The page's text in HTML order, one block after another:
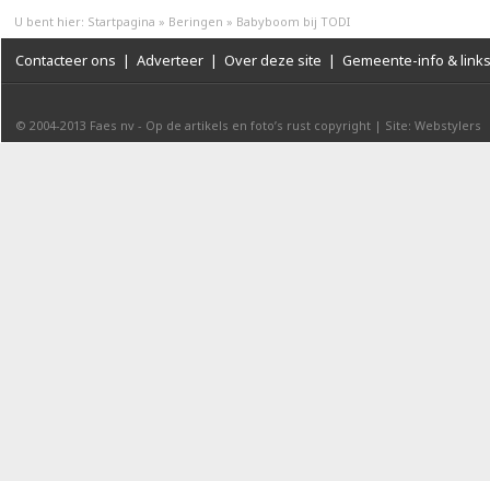
U bent hier: Startpagina » Beringen » Babyboom bij TODI
Contacteer ons | Adverteer | Over deze site | Gemeente-info & links
© 2004-2013 Faes nv - Op de artikels en foto’s rust copyright | Site: Webstylers